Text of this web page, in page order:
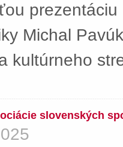
Michal
kultúrneho
slovenských